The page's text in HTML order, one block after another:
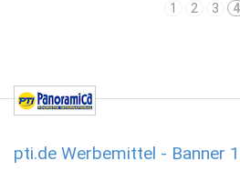
1
2 3 4
pti.de Werbemittel - Banner